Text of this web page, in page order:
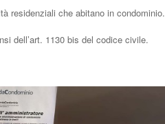
residenziali che abitano in condominio.
dell’art. 1130 bis del codice civile.